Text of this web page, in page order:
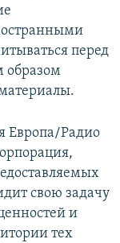
перед
образом
Европа/Радио
свою задачу
и
тех